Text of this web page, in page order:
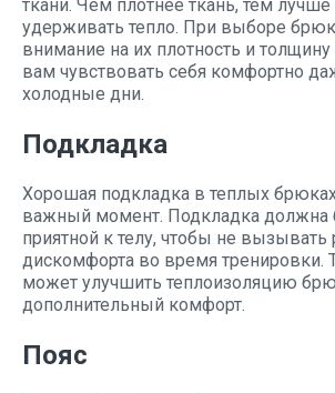
ткани. Чем плотнее ткань, тем лучше
удерживать тепло. При выборе
внимание на их плотность и
вам чувствовать себя комфортно
холодные дни.
Подкладка
Хорошая подкладка в теплых
важный момент. Подкладка должна
приятной к телу, чтобы не вызывать
дискомфорта во время тренировки.
может улучшить теплоизоляцию
дополнительный комфорт.
Пояс